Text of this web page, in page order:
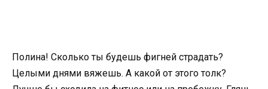
Полина! Сколько ты будешь фигней страдать?
Целыми днями вяжешь. А какой от этого толк?